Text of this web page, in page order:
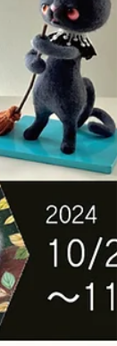
いただきました皆様、
にありがとうございま
が続きますね。 みなさ
ラスト企画のお知らせ
ミニ額の絵。 大変あ
ーダーできないかとお
れを機に展示作品と同
をお受けする機会をつ
っこり・うちのねこ」
さんを、イラストにし
点 手持ちの額がなくな
った数のご注文などを
にてご相談いただけれ